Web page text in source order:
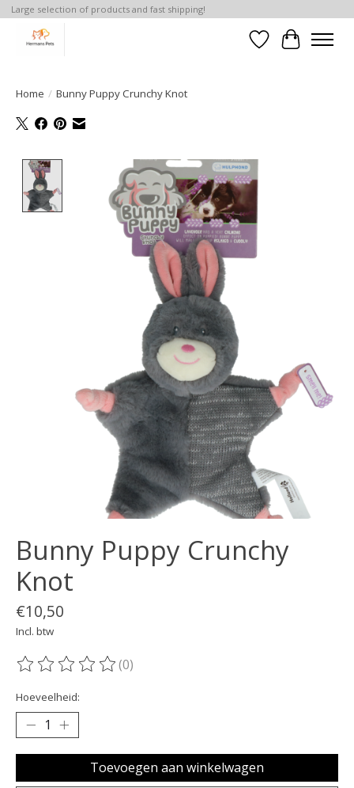
Large selection of products and fast shipping!
Verlanglijst
Home / Bunny Puppy Crunchy Knot
Product image slideshow Items
Bunny Puppy Crunchy
Knot
€10,50
Incl. btw
De beoordeling van dit product is
(0)
Hoeveelheid:
Toevoegen aan winkelwagen